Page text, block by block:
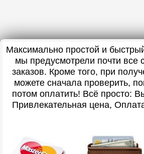
Максимально простой и
мы предусмотрели почти все
заказов. Кроме того, при
можете сначала проверить,
потом оплатить! Всё просто:
Привлекательная цена,